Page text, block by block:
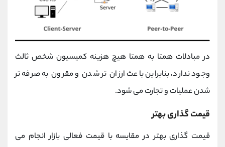
در مبادلات همتا به همتا هیچ هزینه کمیسیون شخص ثالث
وجود ندارد، بنابراین باعث ارزان تر شدن و مقرون به صرفه تر
شدن عملیات و تجارت می شود.
قیمت گذاری بهتر
قیمت گذاری بهتر در مقایسه با قیمت فعالی بازار انجام می